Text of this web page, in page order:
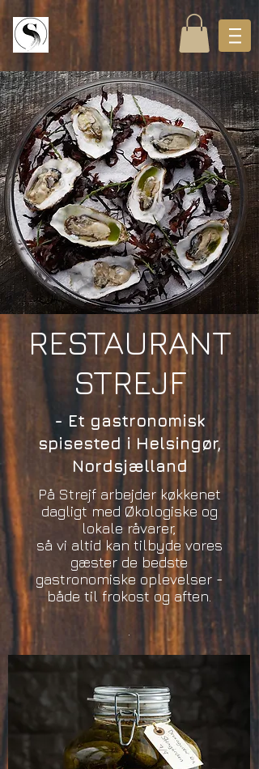
RESTAURANT
STREJF
- Et gastronomisk
spisested i Helsingør,
Nordsjælland
På Strejf arbejder køkkenet
dagligt med Økologiske og
lokale råvarer,
så vi altid kan tilbyde vores
gæster de bedste
gastronomiske oplevelser -
både til frokost og aften.